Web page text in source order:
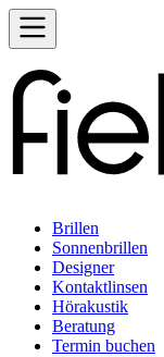
Brillen
Sonnenbrillen
Designer
Kontaktlinsen
Hörakustik
Beratung
Termin buchen